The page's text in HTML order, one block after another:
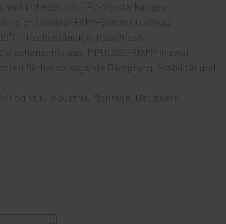
mit TPU-Verstärkungen
flexibler FAP®-Durchtrittschutz
hitzebeständige, rutschfeste
aus IMPULSE.FOAM® in zwei
für hervorragende Dämpfung, Stabilität und
Logistik, Industrie, Montage, Handwerk